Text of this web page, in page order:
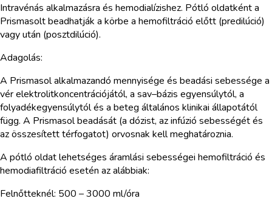
Intravénás alkalmazásra és hemodialízishez. Pótló oldatként a
Prismasolt beadhatják a körbe a hemofiltráció előtt (predilúció)
vagy után (posztdilúció).
Adagolás:
A Prismasol alkalmazandó mennyisége és beadási sebessége a
vér elektrolitkoncentrációjától, a sav–bázis egyensúlytól, a
folyadékegyensúlytól és a beteg általános klinikai állapotától
függ. A Prismasol beadását (a dózist, az infúzió sebességét és
az összesített térfogatot) orvosnak kell meghatároznia.
A pótló oldat lehetséges áramlási sebességei hemofiltráció és
hemodiafiltráció esetén az alábbiak:
Felnőtteknél: 500 – 3000 ml/óra